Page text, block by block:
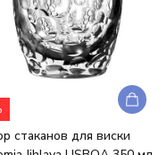
стаканов для виски